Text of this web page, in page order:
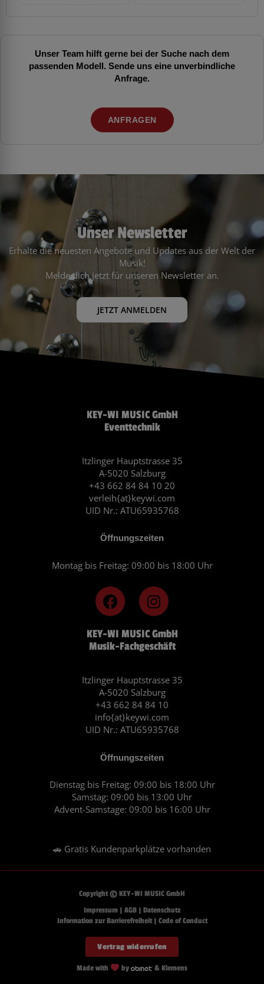
Unser Team hilft gerne bei der Suche nach dem
passenden Modell. Sende uns eine unverbindliche
Anfrage.
ANFRAGEN
Unser Newsletter
Erhalte die neuesten Angebote und Updates aus der Welt der
Musik!
Melde dich jetzt für unseren Newsletter an.
JETZT ANMELDEN
KEY-WI MUSIC GmbH
Musik-Fachgeschäft
Itzlinger Hauptstrasse 35
A-5020 Salzburg
+43 662 84 84 10
info{at}keywi.com
UID Nr.: ATU65935768
Öffnungszeiten
Dienstag bis Freitag: 09:00 bis 18:00 Uhr
Samstag: 09:00 bis 13:00 Uhr
Advent-Samstage: 09:00 bis 16:00 Uhr
🚗 Gratis Kundenparkplätze vorhanden
F
a
c
e
b
o
k
I
n
s
t
a
r
a
m
KEY-WI MUSIC GmbH
Eventtechnik
Itzlinger Hauptstrasse 35
A-5020 Salzburg
+43 662 84 84 10 20
verleih{at}keywi.com
UID Nr.: ATU65935768
Öffnungszeiten
Montag bis Freitag: 09:00 bis 18:00 Uhr
Copyright © KEY-WI MUSIC GmbH
Impressum| AGB| Datenschutz
Information zur Barrierefreiheit| Code of Conduct
Vertrag widerrufen
Made with by & Klemens